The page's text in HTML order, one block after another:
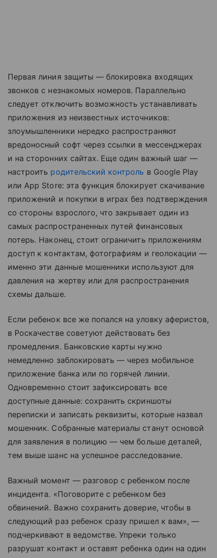
Первая линия защиты — блокировка входящих
звонков с незнакомых номеров. Параллельно
следует отключить возможность устанавливать
приложения из неизвестных источников:
злоумышленники нередко распространяют
вредоносный софт через ссылки в мессенджерах
и на сторонних сайтах. Еще один важный шаг —
настроить родительский контроль в Google Play
или App Store: эта функция блокирует скачивание
приложений и покупки в играх без подтверждения
со стороны взрослого, что закрывает один из
самых распространенных путей финансовых
потерь. Наконец, стоит ограничить приложениям
доступ к контактам, фотографиям и геолокации —
именно эти данные мошенники используют для
давления на жертву или для распространения
схемы дальше.
Если ребенок все же попался на уловку аферистов,
в Роскачестве советуют действовать без
промедления. Банковские карты нужно
немедленно заблокировать — через мобильное
приложение банка или по горячей линии.
Одновременно стоит зафиксировать все
доступные данные: сохранить скриншоты
переписки и записать реквизиты, которые назвал
мошенник. Собранные материалы станут основой
для заявления в полицию — чем больше деталей,
тем выше шанс на успешное расследование.
Важный момент — разговор с ребенком после
инцидента. «Поговорите с ребенком без
обвинений. Важно сохранить доверие, чтобы в
следующий раз ребенок сразу пришел к вам», —
подчеркивают в ведомстве. Упреки только
разрушат контакт и оставят ребенка один на один